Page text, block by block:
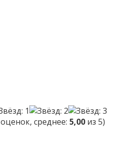
оценок, среднее: 5,00 из 5)